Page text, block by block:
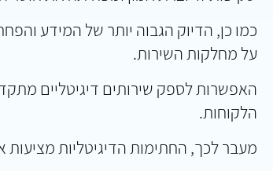
כמו כן, הדיוק הגבוה יותר של המידע
על מחלקות השירות.
האפשרות לספק שירותים דיגיטליים
הלקוחות.
מעבר לכך, החתימות הדיגיטליות מציעות